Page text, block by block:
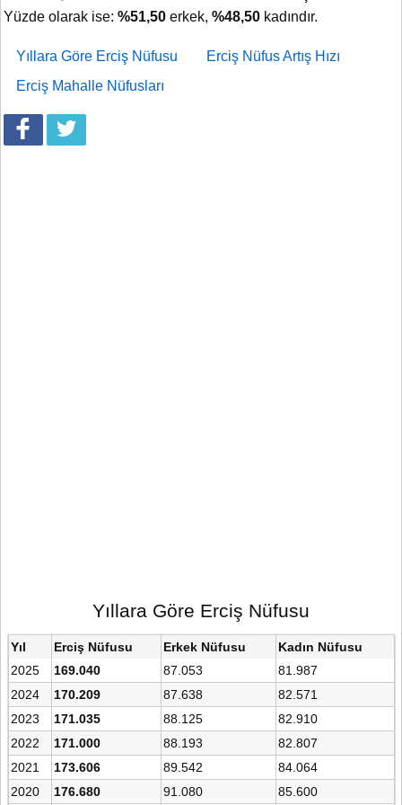
Yüzde olarak ise: %51,50 erkek, %48,50 kadındır.
Yıllara Göre Erciş Nüfusu
Erciş Nüfus Artış Hızı
Erciş Mahalle Nüfusları
Yıllara Göre Erciş Nüfusu
Yıl Erciş Nüfusu Erkek Nüfusu
Kadın Nüfusu
2025
169.040 87.053
81.987
2024
170.209 87.638
82.571
2023
171.035 88.125
82.910
2022
171.000 88.193
82.807
2021
173.606 89.542
84.064
2020
176.680 91.080 85.600